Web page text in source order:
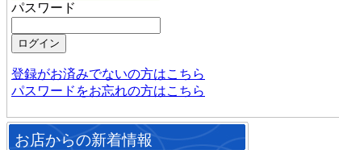
パスワード
登録がお済みでないの方はこちら
パスワードをお忘れの方はこちら
お店からの新着情報